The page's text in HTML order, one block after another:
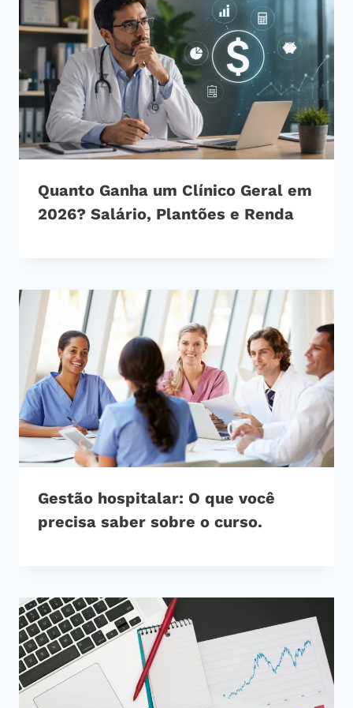
Quanto Ganha um Clínico Geral em
2026? Salário, Plantões e Renda
Gestão hospitalar: O que você
precisa saber sobre o curso.